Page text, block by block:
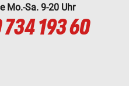
Mo.-Sa. 9-20 Uhr
193 60